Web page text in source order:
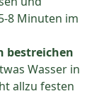
8 Minuten im
bestreichen
Wasser in
allzu festen